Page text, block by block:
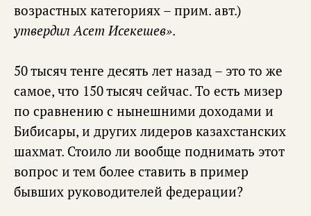
возрастных категориях – прим. авт.)
утвердил Асет Исекешев».
50 тысяч тенге десять лет назад – это то же
самое, что 150 тысяч сейчас. То есть мизер
по сравнению с нынешними доходами и
Бибисары, и других лидеров казахстанских
шахмат. Стоило ли вообще поднимать этот
вопрос и тем более ставить в пример
бывших руководителей федерации?